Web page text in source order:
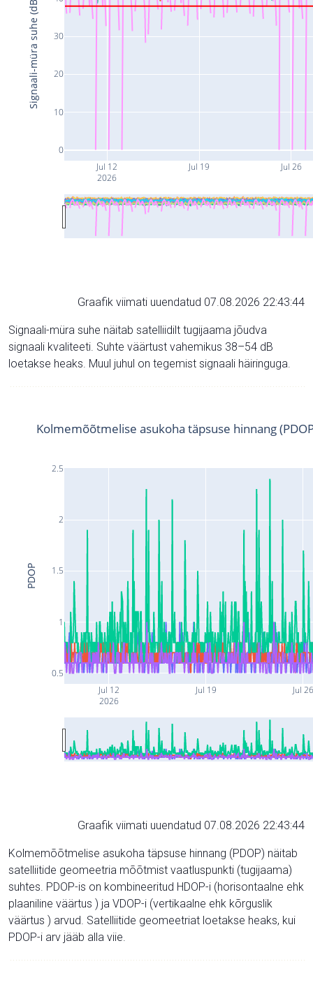
Jul 12
2026
Jul 19 Jul 26
0
10
20
30
Signaali-müra suhe (dB)
Graafik viimati uuendatud 07.08.2026 22:43:44
Signaali-müra suhe näitab satelliidilt tugijaama jõudva
signaali kvaliteeti. Suhte väärtust vahemikus 38–54 dB
loetakse heaks. Muul juhul on tegemist signaali häiringuga.
Jul 12
2026
Jul 19 Jul 26
0.5
1
1.5
2
2.5
Kolmemõõtmelise asukoha täpsuse hinnang
PDOP
Graafik viimati uuendatud 07.08.2026 22:43:44
Kolmemõõtmelise asukoha täpsuse hinnang (PDOP) näitab
satelliitide geomeetria mõõtmist vaatluspunkti (tugijaama)
suhtes. PDOP-is on kombineeritud HDOP-i (horisontaalne ehk
plaaniline väärtus ) ja VDOP-i (vertikaalne ehk kõrguslik
väärtus ) arvud. Satelliitide geomeetriat loetakse heaks, kui
PDOP-i arv jääb alla viie.